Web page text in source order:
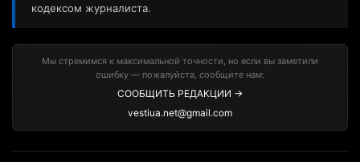
кодексом журналиста.
Мы стремимся к максимальной точности, но если вы заметили
ошибку — пожалуйста, сообщите нам:
СООБЩИТЬ РЕДАКЦИИ →
vestiua.net@gmail.com